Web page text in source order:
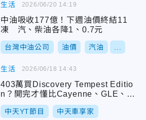
生活
中油吸收177億！下週油價終結11
凍 汽、柴油各降1、0.7元
台灣中油公司 油價 汽油
2026/06/20 14:19
生活
403萬買Discovery Tempest Editio
n？開完才懂比Cayenne、GLE、X5
更特別
中天YT節目 中天車享家
2026/06/18 14:43